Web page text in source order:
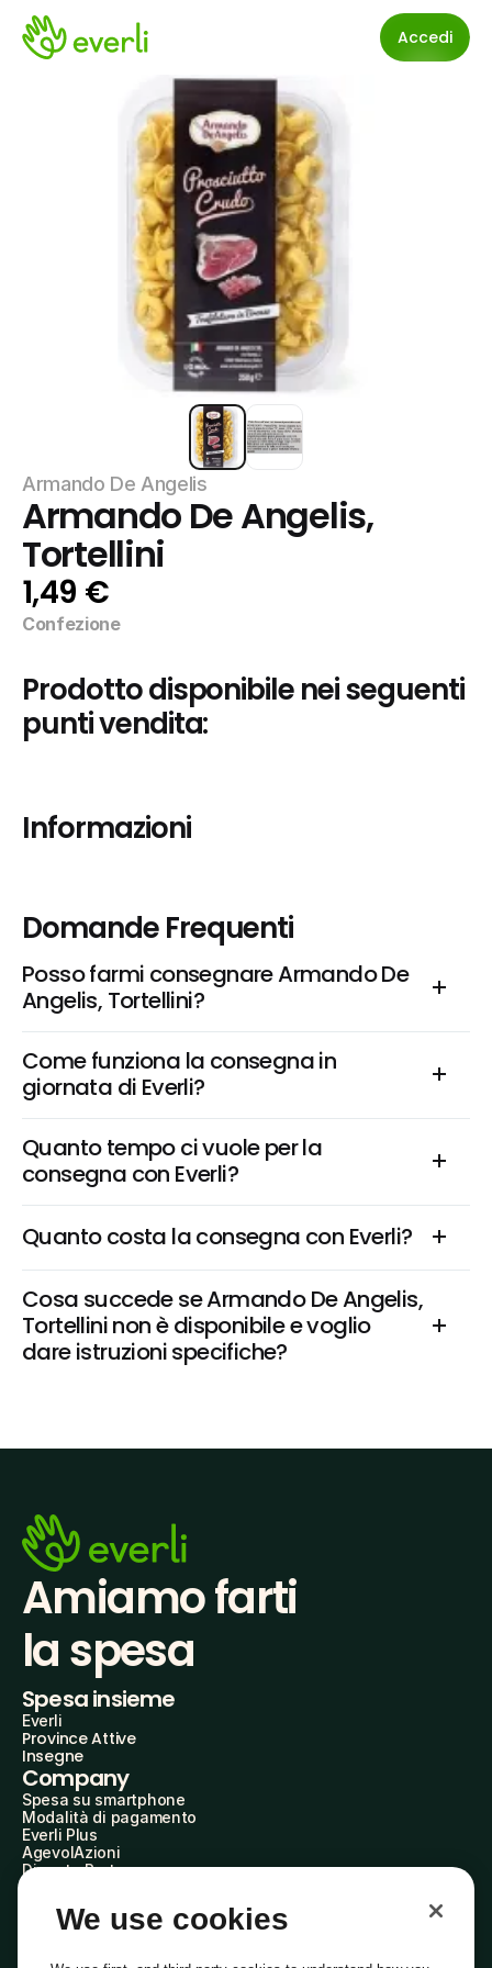
Accedi
Armando De Angelis
Armando De Angelis,
Tortellini
1,49 €
Confezione
Prodotto disponibile nei seguenti
punti vendita:
Informazioni
Domande Frequenti
Posso farmi consegnare Armando De
Angelis, Tortellini?
Come funziona la consegna in
giornata di Everli?
Quanto tempo ci vuole per la
consegna con Everli?
Quanto costa la consegna con Everli?
Cosa succede se Armando De Angelis,
Tortellini non è disponibile e voglio
dare istruzioni specifiche?
Amiamo farti
la spesa
Spesa insieme
Everli
Province Attive
Insegne
Company
Spesa su smartphone
Modalità di pagamento
Everli Plus
AgevolAzioni
Diventa Partner
Everli Shoppers
About Us
We use cookies